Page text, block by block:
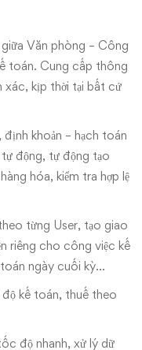
Văn phòng – Công
toán. Cung cấp thông
xác, kịp thời tại bất cứ
khoản – hạch toán
động, tự động tạo
hóa, kiểm tra hợp lệ
từng User, tạo giao
riêng cho công việc kế
ngày cuối kỳ…
kế toán, thuế theo
độ nhanh, xử lý dữ